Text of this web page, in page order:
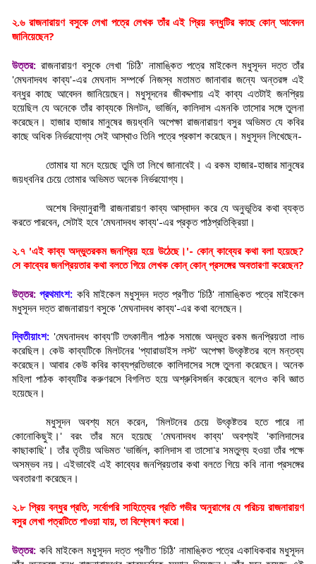
২.৬ রাজনারায়ণ বসুকে লেখা পত্রে লেখক তাঁর এই প্রিয় বন্ধুটির কাছে কোন্ আবেদন
জানিয়েছেন?
উত্তর: রাজনারায়ণ বসুকে লেখা 'চিঠি' নামাঙ্কিত পত্রে মাইকেল মধুসূদন দত্ত তাঁর
'মেঘনাদবধ কাব্য'-এর মেঘনাদ সম্পর্কে নিজস্ব মতামত জানাবার জন্যে অন্তরঙ্গ এই
বন্ধুর কাছে আবেদন জানিয়েছেন। মধুসূদনের জীবদ্দশায় এই কাব্য এতটাই জনপ্রিয়
হয়েছিল যে অনেকে তাঁর কাব্যকে মিলটন, ভার্জিন, কালিদাস এমনকি তাসোর সঙ্গে তুলনা
করেছেন। হাজার হাজার মানুষের জয়ধ্বনি অপেক্ষা রাজনারায়ণ বসুর অভিমত যে কবির
কাছে অধিক নির্ভরযোগ্য সেই আস্থাও তিনি পত্রে প্রকাশ করেছেন। মধুসূদন লিখেছেন-
তোমার যা মনে হয়েছে তুমি তা লিখে জানাবেই। এ রকম হাজার-হাজার মানুষের
জয়ধ্বনির চেয়ে তোমার অভিমত অনেক নির্ভরযোগ্য।
অশেষ বিদ্যানুরাগী রাজনারায়ণ কাব্য আস্বাদন করে যে অনুভূতির কথা ব্যক্ত
করতে পারবেন, সেটাই হবে 'মেঘনাদবধ কাব্য'-এর প্রকৃত পাঠপ্রতিক্রিয়া।
২.৭ 'এই কাব্য অদ্ভুতরকম জনপ্রিয় হয়ে উঠেছে।'- কোন্ কাব্যের কথা বলা হয়েছে?
সে কাব্যের জনপ্রিয়তার কথা বলতে গিয়ে লেখক কোন্ কোন্ প্রসঙ্গের অবতারণা করেছেন?
উত্তর: প্রথমাংশ: কবি মাইকেল মধুসূদন দত্ত প্রণীত 'চিঠি' নামাঙ্কিত পত্রে মাইকেল
মধুসূদন দত্ত রাজনারায়ণ বসুকে 'মেঘনাদবধ কাব্য'-এর কথা বলেছেন।
দ্বিতীয়াংশ: 'মেঘনাদবধ কাব্য'টি তৎকালীন পাঠক সমাজে অদ্ভুত রকম জনপ্রিয়তা লাভ
করেছিল। কেউ কাব্যটিকে মিলটনের 'প্যারাডাইস লস্ট' অপেক্ষা উৎকৃষ্টতর বলে মন্তব্য
করেছেন। আবার কেউ কবির কাব্যপ্রতিভাকে কালিদাসের সঙ্গে তুলনা করেছেন। অনেক
মহিলা পাঠক কাব্যটির করুণরসে বিগলিত হয়ে অশ্রুবিসর্জন করেছেন বলেও কবি জ্ঞাত
হয়েছেন।
মধুসূদন অবশ্য মনে করেন, 'মিলটনের চেয়ে উৎকৃষ্টতর হতে পারে না
কোনোকিছুই।' বরং তাঁর মনে হয়েছে 'মেঘনাদবধ কাব্য' অবশ্যই 'কালিদাসের
কাছাকাছি'। তাঁর তৃতীয় অভিমত 'ভার্জিল, কালিদাস বা তাসো'র সমতুল্য হওয়া তাঁর পক্ষে
অসম্ভব নয়। এইভাবেই এই কাব্যের জনপ্রিয়তার কথা বলতে গিয়ে কবি নানা প্রসঙ্গের
অবতারণা করেছেন।
২.৮ প্রিয় বন্ধুর প্রতি, সর্বোপরি সাহিত্যের প্রতি গভীর অনুরাগের যে পরিচয় রাজনারায়ণ
বসুর লেখা পত্রটিতে পাওয়া যায়, তা বিশ্লেষণ করো।
উত্তর: কবি মাইকেল মধুসূদন দত্ত প্রণীত 'চিঠি' নামাঙ্কিত পত্রে একাধিকবার মধুসূদন